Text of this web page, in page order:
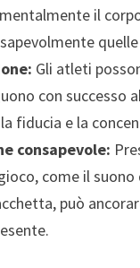
il
Gli atleti
con successo
fiducia e la
consapevole:
come il suono
può